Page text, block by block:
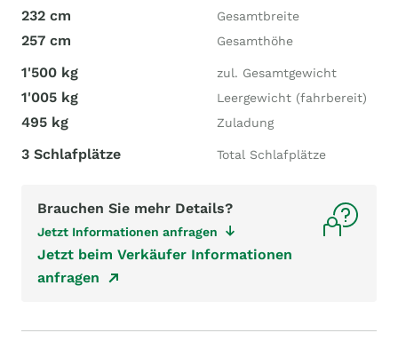
232 cm Gesamtbreite
257 cm Gesamthöhe
1'500 kg zul. Gesamtgewicht
1'005 kg Leergewicht (fahrbereit)
495 kg Zuladung
3 Schlafplätze Total Schlafplätze
Brauchen Sie mehr Details?
Jetzt Informationen anfragen
Jetzt beim Verkäufer Informationen
anfragen